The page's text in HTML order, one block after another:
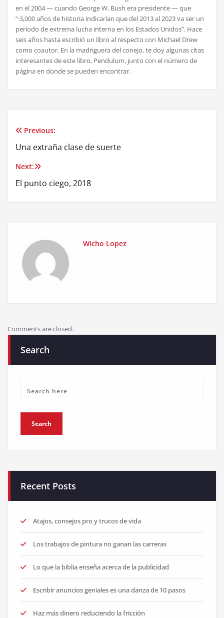
en el 2004 — cuando George W. Bush era presidente — que
“·3,000 años de historia indicarían que del 2013 al 2023 va ser un
período de extrema lucha interna en los Estados Unidos”. Hace
seis años hasta escribió un libro al respecto con Michael Drew
como coautor. En la madriguera del conejo, te doy algunas citas
interesantes de este libro, Pendulum, junto con el número de
página en donde se pueden encontrar.
Post
navigation
Previous:
Una extraña clase de suerte
Next:
El punto ciego, 2018
Wicho Lopez
Comments are closed.
Search
Recent Posts
Atajos, consejos pro y trucos de vida
Los trabajos de pintura no ganan las carreras
Lo que la biblia enseña acerca de la publicidad
Escribir anuncios geniales es una danza de 10 pasos
Haz más dinero reduciendo la fricción